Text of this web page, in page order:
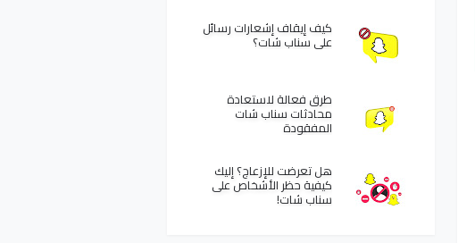
كيف إيقاف إشعارات رسائل
على سناب شات؟
طرق فعالة لاستعادة
محادثات سناب شات
المفقودة
هل تعرضت للإزعاج؟ إليك
كيفية حظر الأشخاص على
سناب شات!